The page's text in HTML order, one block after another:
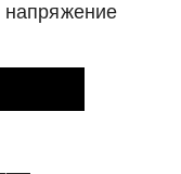
напряжение